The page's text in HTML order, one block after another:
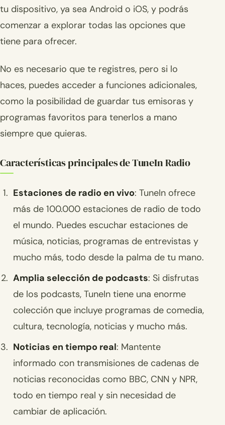
tu dispositivo, ya sea Android o iOS, y podrás
comenzar a explorar todas las opciones que
tiene para ofrecer.
No es necesario que te registres, pero si lo
haces, puedes acceder a funciones adicionales,
como la posibilidad de guardar tus emisoras y
programas favoritos para tenerlos a mano
siempre que quieras.
Características principales de TuneIn Radio
Estaciones de radio en vivo: TuneIn ofrece
más de 100.000 estaciones de radio de todo
el mundo. Puedes escuchar estaciones de
música, noticias, programas de entrevistas y
mucho más, todo desde la palma de tu mano.
Amplia selección de podcasts: Si disfrutas
de los podcasts, TuneIn tiene una enorme
colección que incluye programas de comedia,
cultura, tecnología, noticias y mucho más.
Noticias en tiempo real: Mantente
informado con transmisiones de cadenas de
noticias reconocidas como BBC, CNN y NPR,
todo en tiempo real y sin necesidad de
cambiar de aplicación.